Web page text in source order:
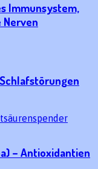
Immunsystem,
Nerven
– Antioxidantien